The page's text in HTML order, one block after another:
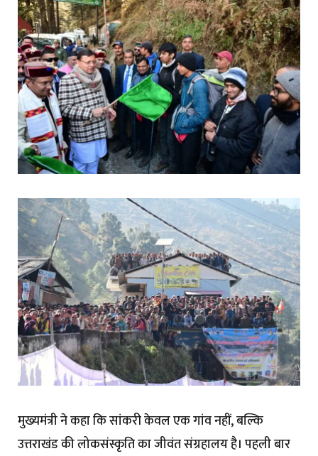
मुख्यमंत्री ने कहा कि सांकरी केवल एक गांव नहीं, बल्कि
उत्तराखंड की लोकसंस्कृति का जीवंत संग्रहालय है। पहली बार